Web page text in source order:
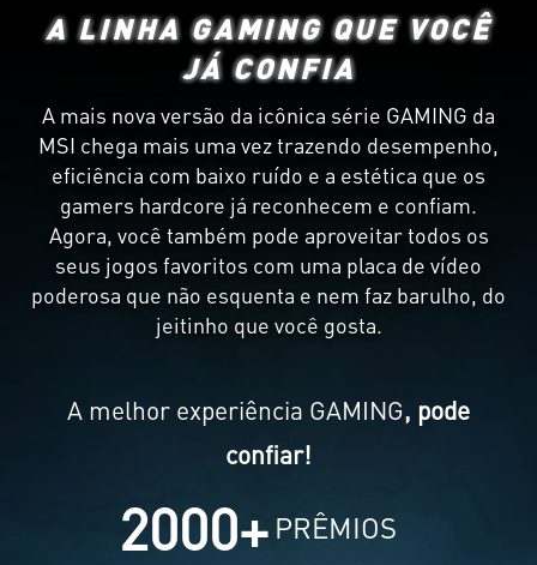
A LINHA GAMING QUE VOCÊ
JÁ CONFIA
A mais nova versão da icônica série GAMING da
MSI chega mais uma vez trazendo desempenho,
eficiência com baixo ruído e a estética que os
gamers hardcore já reconhecem e confiam.
Agora, você também pode aproveitar todos os
seus jogos favoritos com uma placa de vídeo
poderosa que não esquenta e nem faz barulho, do
jeitinho que você gosta.
A melhor experiência GAMING, pode
confiar!
2000+ PRÊMIOS